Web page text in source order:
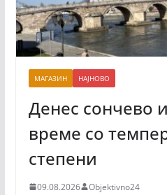
МАГАЗИН НАЈНОВО
Денес сончево
време со
степени
09.08.2026 Objektivno24